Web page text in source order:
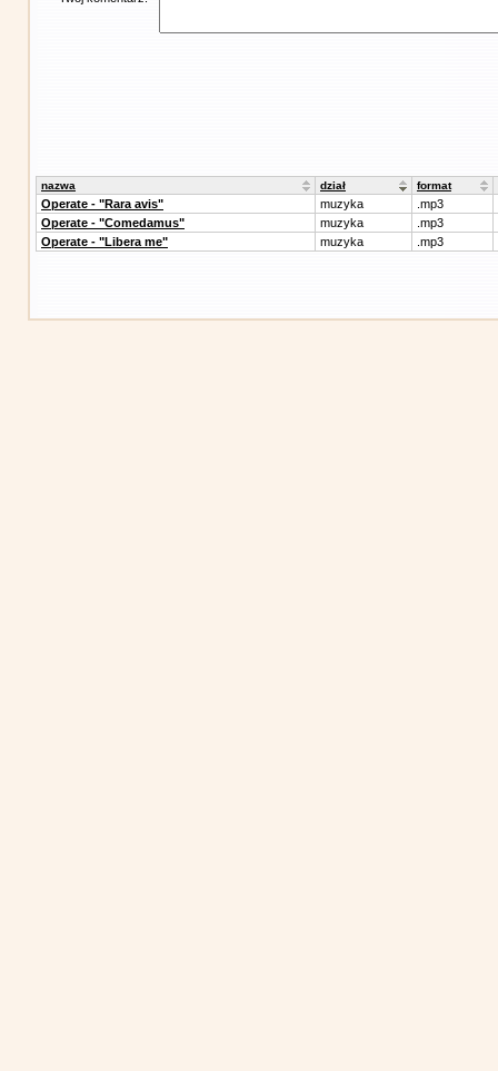
nazwa dział format
Operate - "Rara avis" muzyka
.mp3
Operate - "Comedamus"
muzyka
.mp3
Operate - "Libera me"
muzyka .mp3